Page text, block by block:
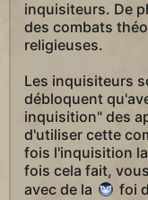
inquisiteurs. De
des combats
religieuses.
Les inquisiteurs
débloquent
inquisition" des
d'utiliser cette
fois l'inquisition
fois cela fait,
avec de la
foi